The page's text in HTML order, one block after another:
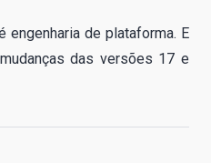
engenharia de plataforma. E
das versões 17 e